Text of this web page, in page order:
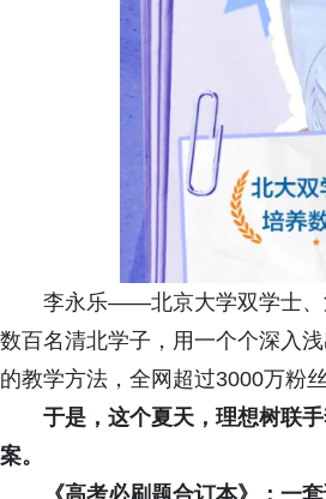
李永乐——北京大学双学士、
数百名清北学子，用一个个深入
的教学方法，全网超过3000万粉
于是，这个夏天， 理想树联手
案。
《高考必刷题合订本》：一